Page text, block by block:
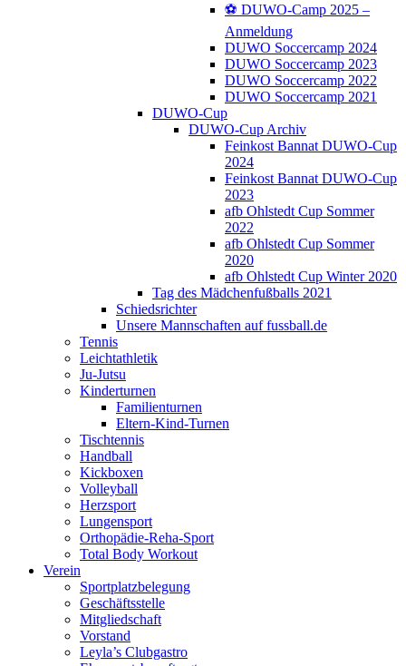
⚽️ DUWO-Camp 2025 –
Anmeldung
DUWO Soccercamp 2024
DUWO Soccercamp 2023
DUWO Soccercamp 2022
DUWO Soccercamp 2021
DUWO-Cup
DUWO-Cup Archiv
Feinkost Bannat DUWO-Cup
2024
Feinkost Bannat DUWO-Cup
2023
afb Ohlstedt Cup Sommer
2022
afb Ohlstedt Cup Sommer
2020
afb Ohlstedt Cup Winter 2020
Tag des Mädchenfußballs 2021
Schiedsrichter
Unsere Mannschaften auf fussball.de
Tennis
Leichtathletik
Ju-Jutsu
Kinderturnen
Familienturnen
Eltern-Kind-Turnen
Tischtennis
Handball
Kickboxen
Volleyball
Herzsport
Lungensport
Orthopädie-Reha-Sport
Total Body Workout
Verein
Sportplatzbelegung
Geschäftsstelle
Mitgliedschaft
Vorstand
Leyla’s Clubgastro